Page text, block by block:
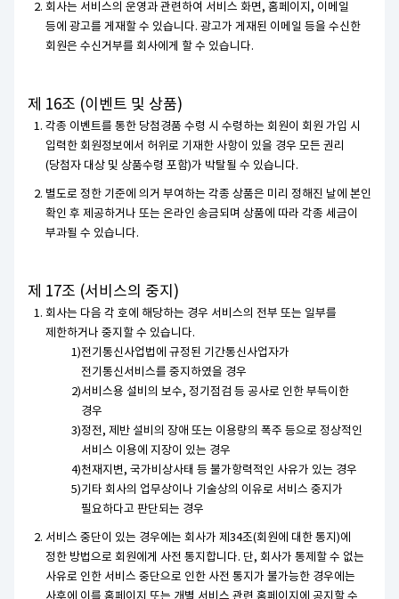
회사는 서비스의 운영과 관련하여 서비스 화면, 홈페이지, 이메일
등에 광고를 게재할 수 있습니다. 광고가 게재된 이메일 등을 수신한
회원은 수신거부를 회사에게 할 수 있습니다.
제 16조 (이벤트 및 상품)
각종 이벤트를 통한 당첨경품 수령 시 수령하는 회원이 회원 가입 시
입력한 회원정보에서 허위로 기재한 사항이 있을 경우 모든 권리
(당첨자 대상 및 상품수령 포함)가 박탈될 수 있습니다.
별도로 정한 기준에 의거 부여하는 각종 상품은 미리 정해진 날에 본인
확인 후 제공하거나 또는 온라인 송금되며 상품에 따라 각종 세금이
부과될 수 있습니다.
제 17조 (서비스의 중지)
회사는 다음 각 호에 해당하는 경우 서비스의 전부 또는 일부를
제한하거나 중지할 수 있습니다.
전기통신사업법에 규정된 기간통신사업자가
전기통신서비스를 중지하였을 경우
서비스용 설비의 보수, 정기점검 등 공사로 인한 부득이한
경우
정전, 제반 설비의 장애 또는 이용량의 폭주 등으로 정상적인
서비스 이용에 지장이 있는 경우
천재지변, 국가비상사태 등 불가항력적인 사유가 있는 경우
기타 회사의 업무상이나 기술상의 이유로 서비스 중지가
필요하다고 판단되는 경우
서비스 중단이 있는 경우에는 회사가 제34조(회원에 대한 통지)에
정한 방법으로 회원에게 사전 통지합니다. 단, 회사가 통제할 수 없는
사유로 인한 서비스 중단으로 인한 사전 통지가 불가능한 경우에는